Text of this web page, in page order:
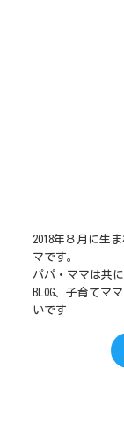
2018年８月に生
マです。
パパ・ママは共
BLOG、子育てマ
いです